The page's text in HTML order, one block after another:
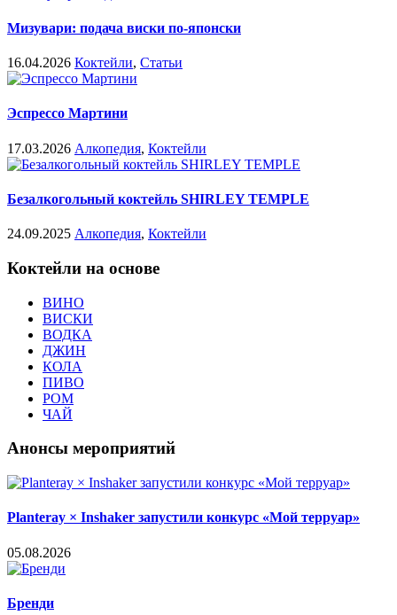
Мизувари: подача виски по-японски
16.04.2026 Коктейли, Статьи
Эспрессо Мартини
17.03.2026 Алкопедия, Коктейли
Безалкогольный коктейль SHIRLEY TEMPLE
24.09.2025 Алкопедия, Коктейли
Коктейли на основе
ВИНО
ВИСКИ
ВОДКА
ДЖИН
КОЛА
ПИВО
РОМ
ЧАЙ
Анонсы мероприятий
Planteray × Inshaker запустили конкурс «Мой терруар»
05.08.2026
Бренди